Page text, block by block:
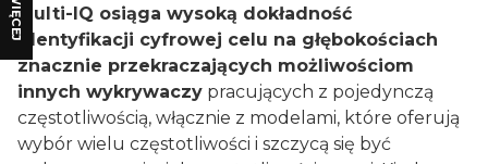
WIĘCEJMulti-IQ osiąga wysoką dokładność
identyfikacji cyfrowej celu na głębokościach
znacznie przekraczających możliwościom
innych wykrywaczy pracujących z pojedynczą
częstotliwością, włącznie z modelami, które oferują
wybór wielu częstotliwości i szczycą się być